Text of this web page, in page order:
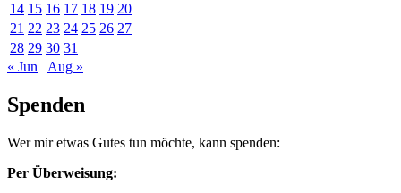
14 15 16 17 18 19 20
21 22 23 24 25 26 27
28 29 30 31
« Jun
Aug »
Spenden
Wer mir etwas Gutes tun möchte, kann spenden:
Per Überweisung: